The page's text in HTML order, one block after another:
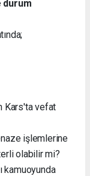
durum
Kars'ta vefat
işlemlerine
olabilir mi?
kamuoyunda